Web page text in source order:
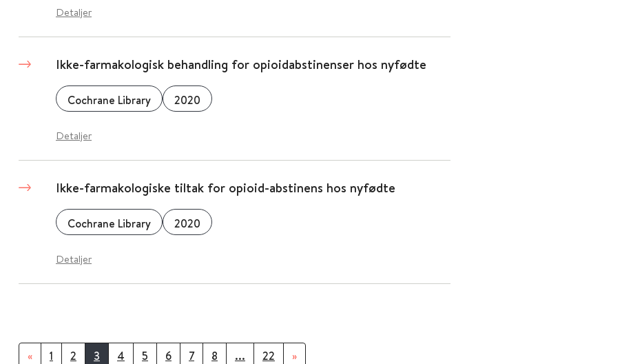
Detaljer
Ikke-farmakologisk behandling for opioidabstinenser hos nyfødte
Cochrane Library 2020
Detaljer
Ikke-farmakologiske tiltak for opioid-abstinens hos nyfødte
Cochrane Library 2020
Detaljer
« 1 2 3 4 5 6 7 8 ... 22 »